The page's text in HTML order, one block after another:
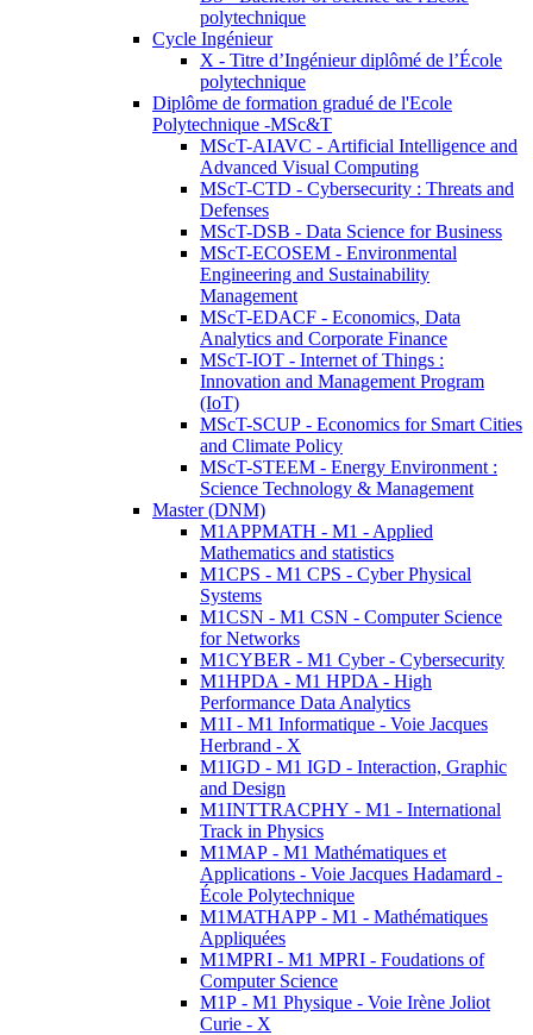
polytechnique
Cycle Ingénieur
X - Titre d’Ingénieur diplômé de l’École
polytechnique
Diplôme de formation gradué de l'Ecole
Polytechnique -MSc&T
MScT-AIAVC - Artificial Intelligence and
Advanced Visual Computing
MScT-CTD - Cybersecurity : Threats and
Defenses
MScT-DSB - Data Science for Business
MScT-ECOSEM - Environmental
Engineering and Sustainability
Management
MScT-EDACF - Economics, Data
Analytics and Corporate Finance
MScT-IOT - Internet of Things :
Innovation and Management Program
(IoT)
MScT-SCUP - Economics for Smart Cities
and Climate Policy
MScT-STEEM - Energy Environment :
Science Technology & Management
Master (DNM)
M1APPMATH - M1 - Applied
Mathematics and statistics
M1CPS - M1 CPS - Cyber Physical
Systems
M1CSN - M1 CSN - Computer Science
for Networks
M1CYBER - M1 Cyber - Cybersecurity
M1HPDA - M1 HPDA - High
Performance Data Analytics
M1I - M1 Informatique - Voie Jacques
Herbrand - X
M1IGD - M1 IGD - Interaction, Graphic
and Design
M1INTTRACPHY - M1 - International
Track in Physics
M1MAP - M1 Mathématiques et
Applications - Voie Jacques Hadamard -
École Polytechnique
M1MATHAPP - M1 - Mathématiques
Appliquées
M1MPRI - M1 MPRI - Foudations of
Computer Science
M1P - M1 Physique - Voie Irène Joliot
Curie - X